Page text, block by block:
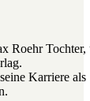
Roehr
Karriere als